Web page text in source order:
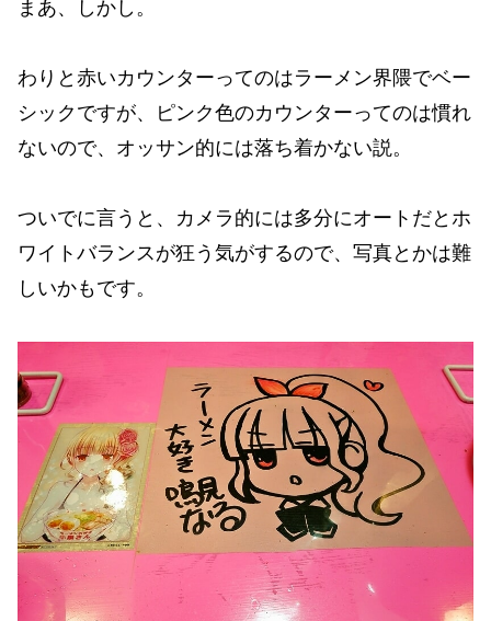
まあ、しかし。
わりと赤いカウンターってのはラーメン界隈でベー
シックですが、ピンク色のカウンターってのは慣れ
ないので、オッサン的には落ち着かない説。
ついでに言うと、カメラ的には多分にオートだとホ
ワイトバランスが狂う気がするので、写真とかは難
しいかもです。